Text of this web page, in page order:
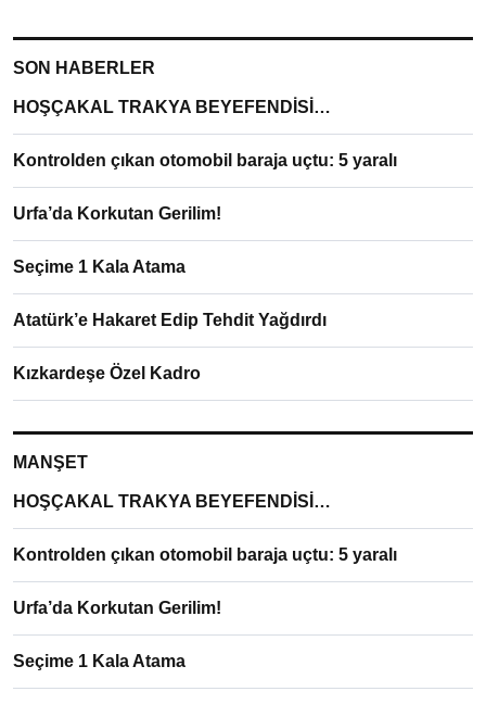
SON HABERLER
HOŞÇAKAL TRAKYA BEYEFENDİSİ…
Kontrolden çıkan otomobil baraja uçtu: 5 yaralı
Urfa’da Korkutan Gerilim!
Seçime 1 Kala Atama
Atatürk’e Hakaret Edip Tehdit Yağdırdı
Kızkardeşe Özel Kadro
MANŞET
HOŞÇAKAL TRAKYA BEYEFENDİSİ…
Kontrolden çıkan otomobil baraja uçtu: 5 yaralı
Urfa’da Korkutan Gerilim!
Seçime 1 Kala Atama